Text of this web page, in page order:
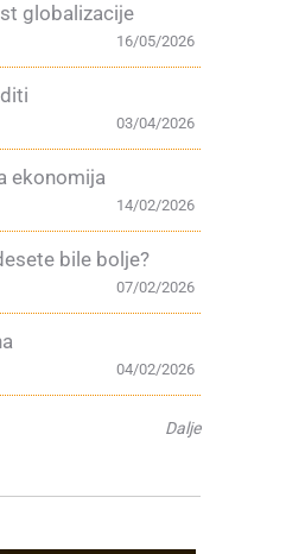
globalizacije
16/05/2026
03/04/2026
ekonomija
14/02/2026
bile bolje?
07/02/2026
04/02/2026
Dalje